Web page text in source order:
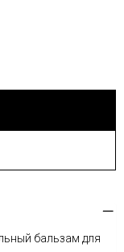
бальзам для